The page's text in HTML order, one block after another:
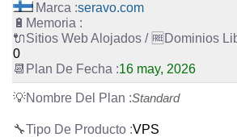
seravo.com
0
16 may, 2026
Standard
VPS